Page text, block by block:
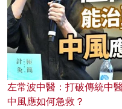
左常波中醫：打破傳統中
中風應如何急救？